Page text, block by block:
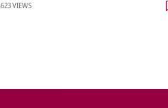
623 VIEWS